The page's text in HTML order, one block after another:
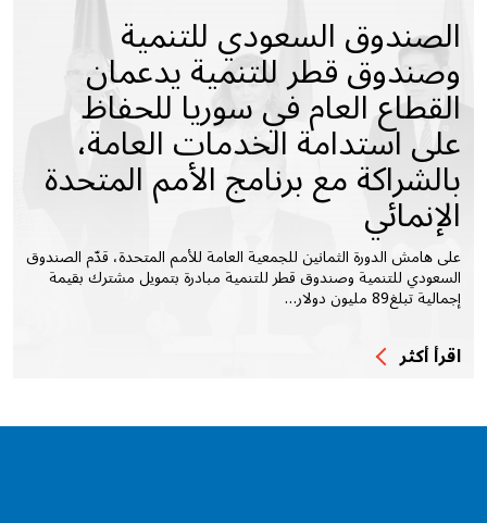
الصندوق السعودي للتنمية
وصندوق قطر للتنمية يدعمان
القطاع العام في سوريا للحفاظ
على استدامة الخدمات العامة،
بالشراكة مع برنامج الأمم المتحدة
الإنمائي
على هامش الدورة الثمانين للجمعية العامة للأمم المتحدة، قدّم الصندوق
السعودي للتنمية وصندوق قطر للتنمية مبادرة بتمويل مشترك بقيمة
إجمالية تبلغ89 مليون دولار…
اقرأ أكثر